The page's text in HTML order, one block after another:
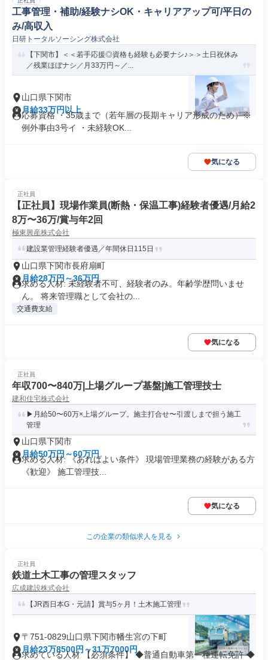
工事管理・補助/経験ナシOK・キャリアアップ可/平日の
み/高収入
日研トータルソーシング株式会社
【下関市】＜＜若手応援◎資格も経験も必要ナシ♪＞＞土日祝休み
／残業ほぼナシ／月33万円～／...
山口県下関市
月給33万円以上
応募資格 ・35歳まで（若年層の長期キャリア形成のため）※
例外事由3号イ ・未経験OK...
気になる
正社員
【正社員】現場作業員(断熱・保温工事)経験者優遇/月給2
8万〜36万/賞与年2回
極東興産株式会社
建設業管理経験者優遇／年間休日115日
山口県下関市長府扇町
月給28万円～36万円
求める人材: 未経験者不可、経験者のみ。年齢学歴問いませ
ん。 将来管理職として会社の...
交通費支給
気になる
正社員
年収700〜840万|上場グループ基盤|施工管理技士
建和住宅株式会社
▶月給50〜60万×上場グループ。施主打合せ〜引渡しまで担う施工
管理
山口県下関市
月給50万円～60万円
求める人材: 《あればよい条件》 現場管理業務の経験がある方
《歓迎》 施工管理技...
気になる
この企業の類似求人を見る
正社員
鉄道土木工事の管理スタッフ
広成建設株式会社
【JR西日本G・元請】賞与5ヶ月！土木施工管理
〒751-0829山口県下関市幡生宮の下町
月給23万8500円～31万7000円
求めている人材 【必須条件】 ◆普通自動車第一種運転免許 ◆